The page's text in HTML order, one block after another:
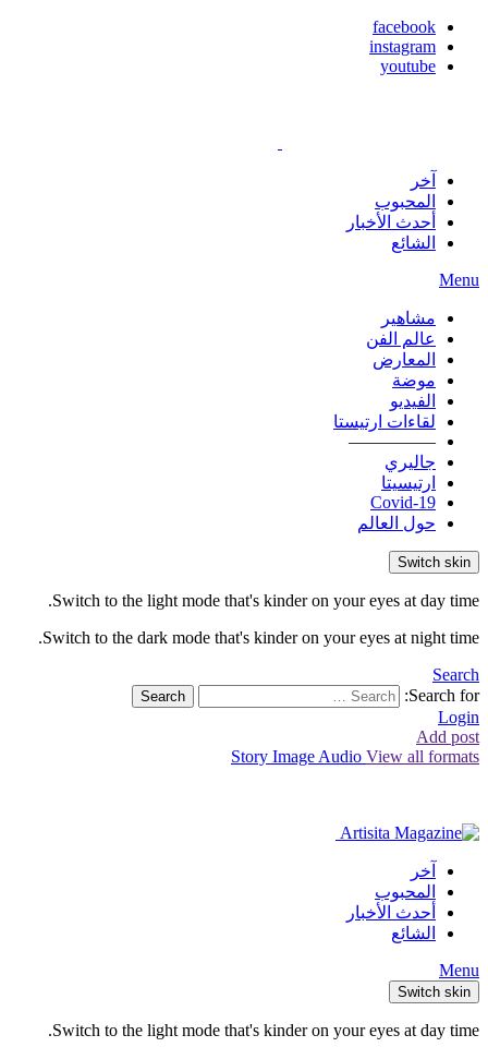
facebook
instagram
youtube
آخر
المحبوب
أحدث الأخبار
الشائع
Menu
مشاهير
عالم الفن
المعارض
موضة
الفيديو
لقاءات ارتيستا
—————
جاليري
ارتيسيتا
Covid-19
حول العالم
Switch skin
Switch to the light mode that's kinder on your eyes at day time.
Switch to the dark mode that's kinder on your eyes at night time.
Search
Search for:
Search
Login
Add post
Story Image Audio View all formats
آخر
المحبوب
أحدث الأخبار
الشائع
Menu
Switch skin
Switch to the light mode that's kinder on your eyes at day time.